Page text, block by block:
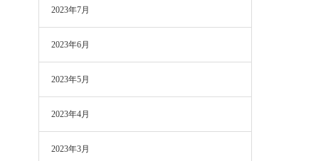
2023年7月
2023年6月
2023年5月
2023年4月
2023年3月